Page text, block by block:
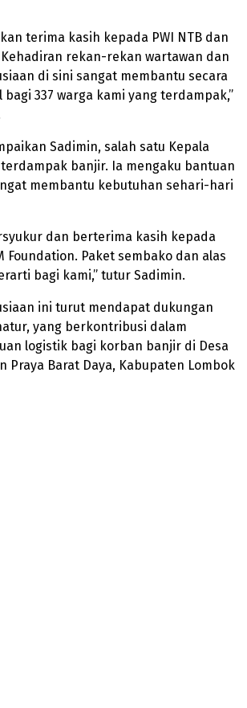
terima kasih kepada PWI NTB dan
Kehadiran rekan-rekan wartawan dan
di sini sangat membantu secara
337 warga kami yang terdampak,”
Sadimin, salah satu Kepala
terdampak banjir. Ia mengaku bantuan
membantu kebutuhan sehari-hari
dan berterima kasih kepada
Foundation. Paket sembako dan alas
bagi kami,” tutur Sadimin.
ini turut mendapat dukungan
yang berkontribusi dalam
logistik bagi korban banjir di Desa
Praya Barat Daya, Kabupaten Lombok